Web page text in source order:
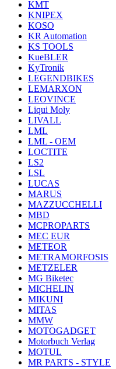
KMT
KNIPEX
KOSO
KR Automation
KS TOOLS
KueBLER
KyTronik
LEGENDBIKES
LEMARXON
LEOVINCE
Liqui Moly
LIVALL
LML
LML - OEM
LOCTITE
LS2
LSL
LUCAS
MARUS
MAZZUCCHELLI
MBD
MCPROPARTS
MEC EUR
METEOR
METRAMORFOSIS
METZELER
MG Biketec
MICHELIN
MIKUNI
MITAS
MMW
MOTOGADGET
Motorbuch Verlag
MOTUL
MR PARTS - STYLE